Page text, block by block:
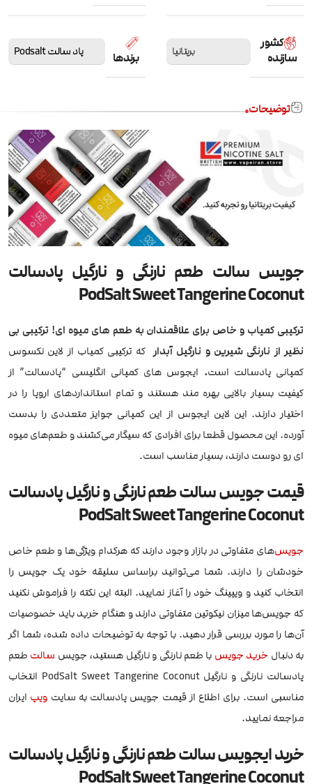
کشور
سازنده
بریتانیا برندها پاد سالت Podsalt
توضیحات
جویس سالت طعم نارنگی و نارگیل پادسالت
PodSalt Sweet Tangerine Coconut
ترکیبی کمیاب و خاص برای علاقمندان به طعم های میوه ای! ترکیبی بی
نظیر از نارنگی شیرین و نارگیل آبدارکه ترکیبی کمیاب از لاین نکسوس
کمپانی پادسالت است. ایجوس های کمپانی انگلیسی “پادسالت” از
کیفیت بسیار بالایی بهره مند هستند و تمام استانداردهای اروپا را در
اختیار دارند. این لاین ایجوس از این کمپانی جوایز متعددی را بدست
آورده. این محصول قطعا برای افرادی که سیگار می‌کشند و طعم‌های میوه
ای رو دوست دارند، بسیار مناسب است.
قیمت جویس سالت طعم نارنگی و نارگیل پادسالت
PodSalt Sweet Tangerine Coconut
جویس‌های متفاوتی در بازار وجود دارند که هرکدام ویژگی‌ها و طعم خاص
خودشان را دارند. شما می‌توانید براساس سلیقه خود یک جویس را
انتخاب کنید و ویپینگ خود را آغاز نمایید. البته این نکته را فراموش نکنید
که جویس‌ها میزان نیکوتین متفاوتی دارند و هنگام خرید باید خصوصیات
آن‌ها را مورد بررسی قرار دهید. با توجه به توضیحات داده شده، شما اگر
به دنبال خرید جویس با طعم نارنگی و نارگیل هستید، جویس سالت طعم
پادسالت نارنگی و نارگیل PodSalt Sweet Tangerine Coconut انتخاب
مناسبی است. برای اطلاع از قیمت جویس پادسالت به سایت ویپ ایران
مراجعه نمایید.
خرید ایجویس سالت طعم نارنگی و نارگیل پادسالت
PodSalt Sweet Tangerine Coconut